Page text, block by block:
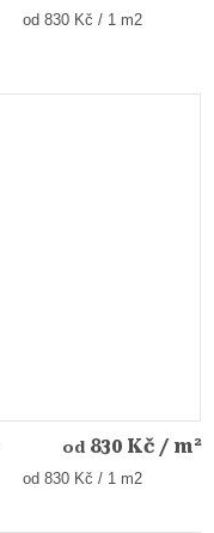
Měrná
od 830 Kč / 1 m2
od 830 Kč / m²
Měrná
od 830 Kč / 1 m2